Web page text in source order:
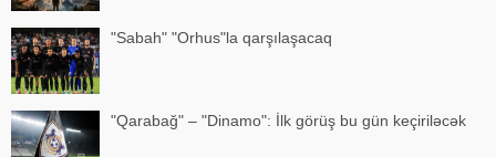
"Sabah" "Orhus"la qarşılaşacaq
"Qarabağ" – "Dinamo": İlk görüş bu gün keçiriləcək